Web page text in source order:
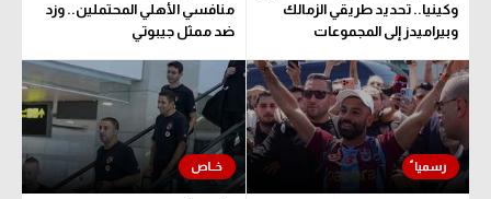
وكينيا.. تحديد طريقي الزمالك
وبيراميدز إلى المجموعات
منافسي الأهلي المحتملين.. وزد
ضد ممثل جيبوتي